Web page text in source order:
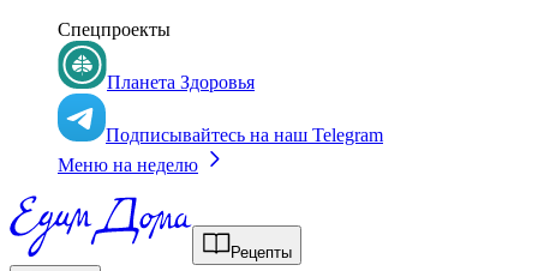
Спецпроекты
Планета Здоровья
Подписывайтесь на наш Telegram
Меню на неделю
Рецепты